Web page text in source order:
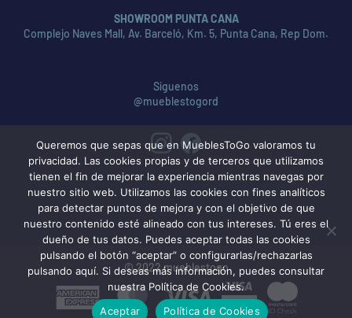
SHOWROOM PUNTA CANA
Complejo Naves Mall, Av. Barceló, Km. 5, Punta Cana, Rep Dom.
Síguenos
@mueblestogord
American
Express
MasterCardVisa
© 2022 mueblestogo
Queremos que sepas que en MueblesToGo valoramos tu
privacidad. Las cookies propias y de terceros que utilizamos
tienen el fin de mejorar la experiencia mientras navegas por
nuestro sitio web. Utilizamos las cookies con fines analíticos
para detectar puntos de mejora y con el objetivo de que
nuestro contenido esté alineado con tus intereses. Tú eres el
dueño de tus datos. Puedes aceptar todas las cookies
pulsando el botón “aceptar” o configurarlas/rechazarlas
pulsando aquí. Si deseas más información, puedes consultar
nuestra Política de Cookies.
Aceptar
Política de Cookies